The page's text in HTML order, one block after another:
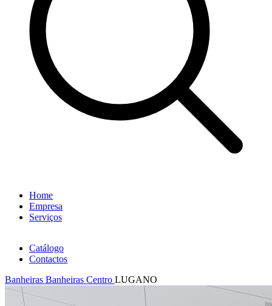
Home
Empresa
Serviços
Catálogo
Contactos
Banheiras Banheiras Centro LUGANO